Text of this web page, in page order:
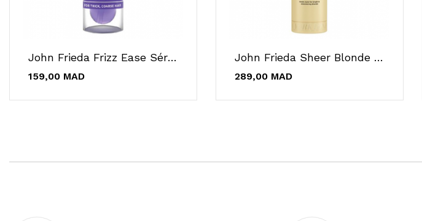
John Frieda Frizz Ease Sérum Extra Fort 50ml...
159,00 MAD
John Frieda Sheer Blonde Crystal Clear...
289,00 MAD